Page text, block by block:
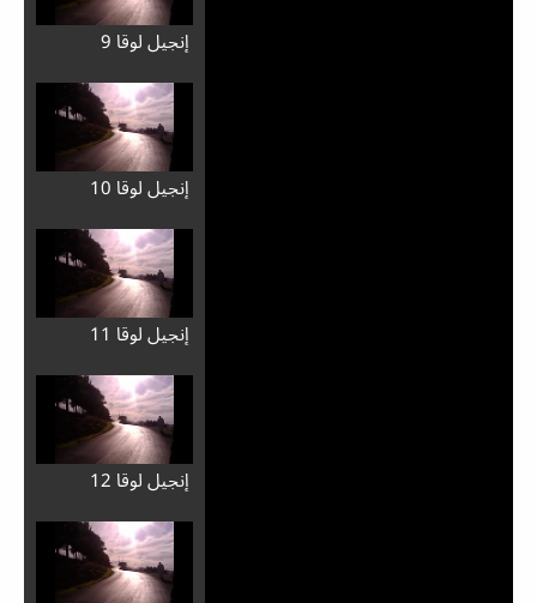
إِنجيل لوقا 9
إِنجيل لوقا 10
إِنجيل لوقا 11
إِنجيل لوقا 12